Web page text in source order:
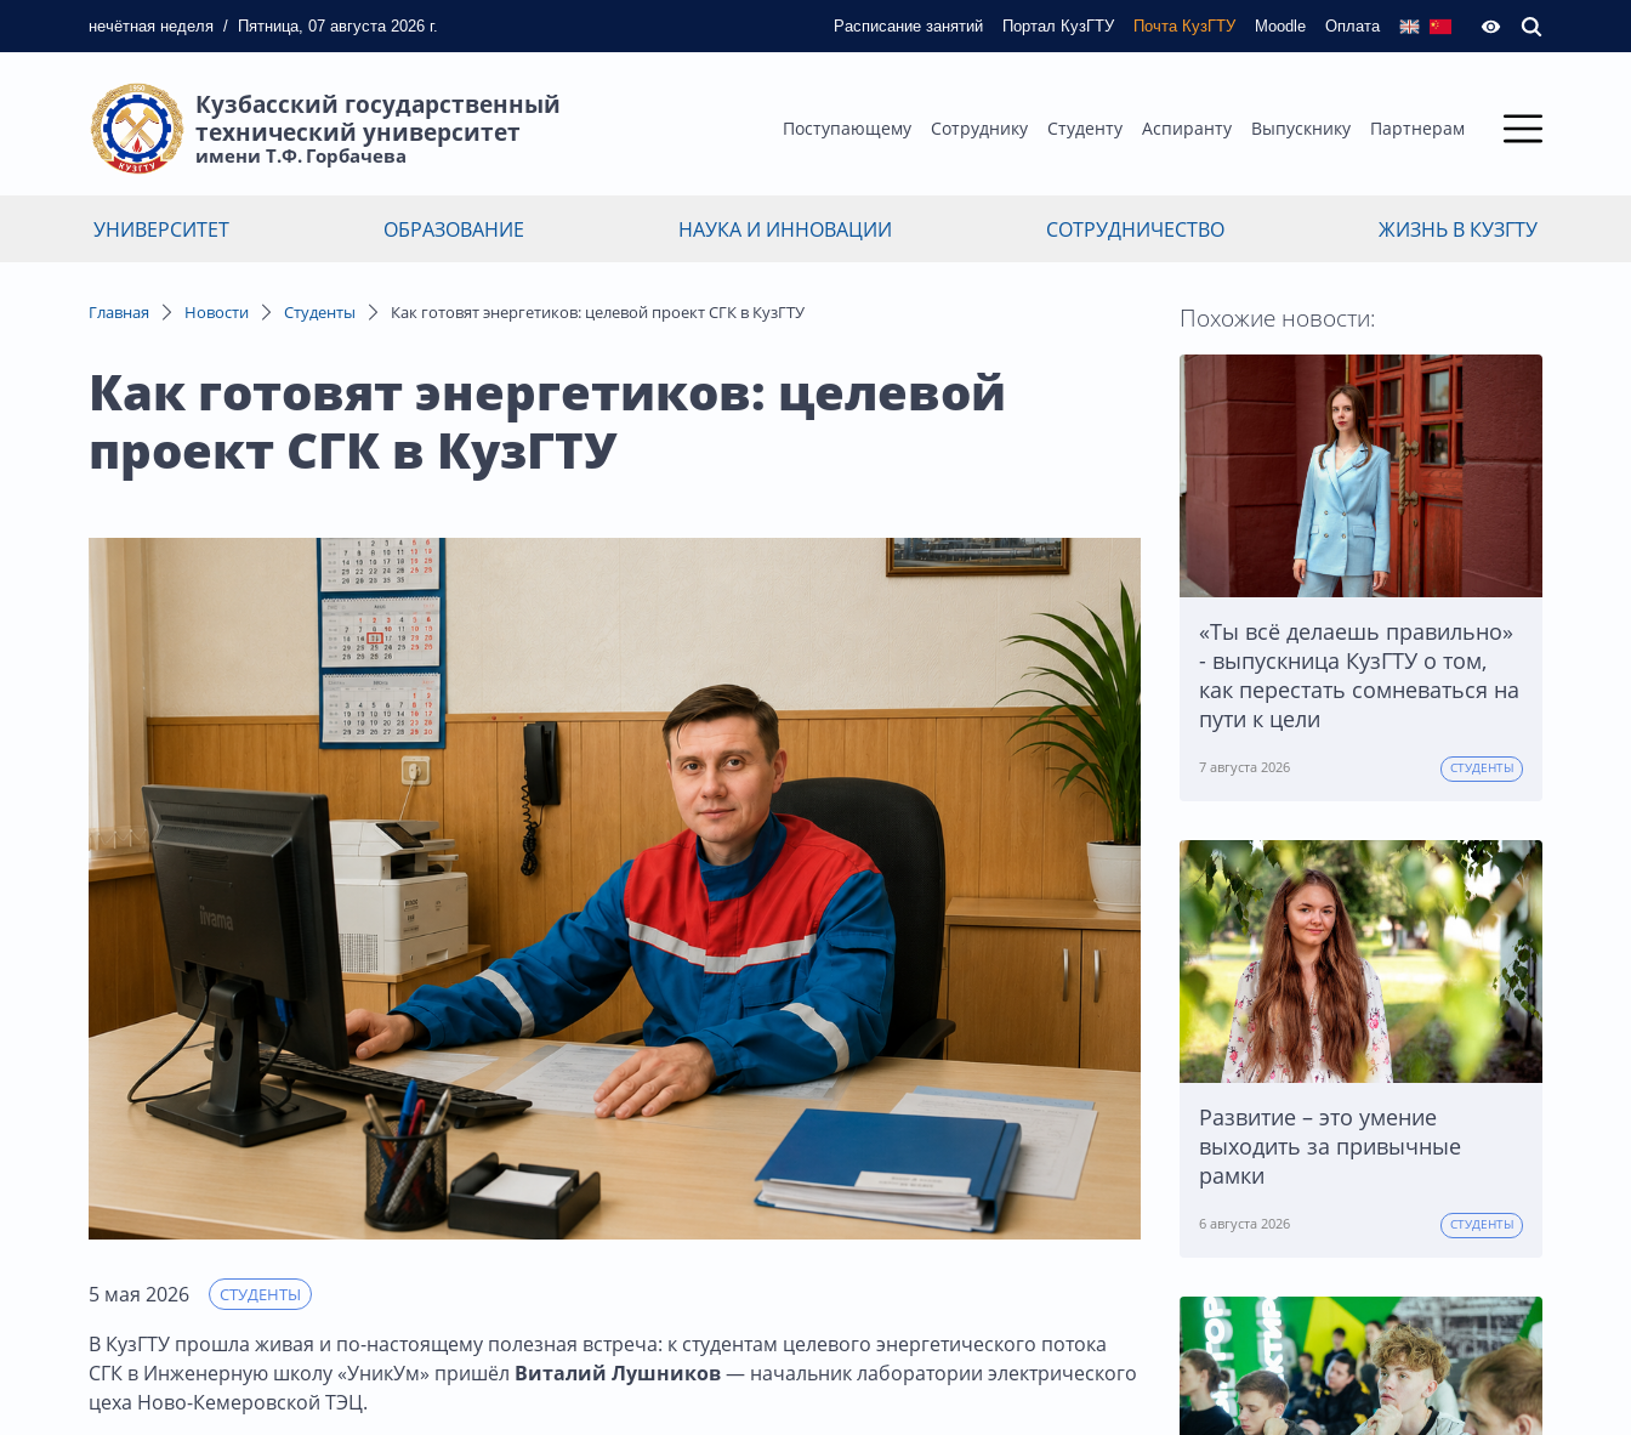
нечётная неделя / Пятница, 07 августа 2026 г. Расписание занятий Портал КузГТУ Почта КузГТУ Moodle Оплата
Кузбасский государственный
технический университет
имени Т.Ф. Горбачева
Поступающему Сотруднику Студенту Аспиранту Выпускнику Партнерам
УНИВЕРСИТЕТ ОБРАЗОВАНИЕ НАУКА И ИННОВАЦИИ СОТРУДНИЧЕСТВО ЖИЗНЬ В КУЗГТУ
Главная Новости Студенты Как готовят энергетиков: целевой проект СГК в КузГТУ
Как готовят энергетиков: целевой
проект СГК в КузГТУ
5 мая 2026 СТУДЕНТЫ
В КузГТУ прошла живая и по-настоящему полезная встреча: к студентам целевого энергетического потока
СГК в Инженерную школу «УникУм» пришёл Виталий Лушников— начальник лаборатории электрического
цеха Ново-Кемеровской ТЭЦ.
Похожие новости:
«Ты всё делаешь правильно»
- выпускница КузГТУ о том,
как перестать сомневаться на
пути к цели
7 августа 2026 СТУДЕНТЫ
Развитие – это умение
выходить за привычные
рамки
6 августа 2026 СТУДЕНТЫ